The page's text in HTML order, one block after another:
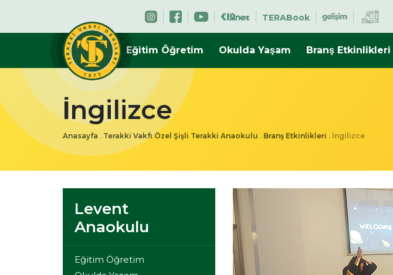
TERABook
Eğitim Öğretim Okulda Yaşam Branş Etkinlikleri
İngilizce
Anasayfa . Terakki Vakfı Özel Şişli Terakki Anaokulu . Branş Etkinlikleri . İngilizce
Levent
Anaokulu
Eğitim Öğretim